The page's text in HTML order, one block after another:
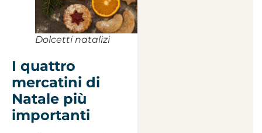
Dolcetti natalizi
I quattro
mercatini di
Natale più
importanti